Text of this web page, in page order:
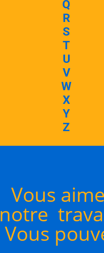
Q
R
S
T
U
V
W
X
Y
Z
Vous
notre
Vous